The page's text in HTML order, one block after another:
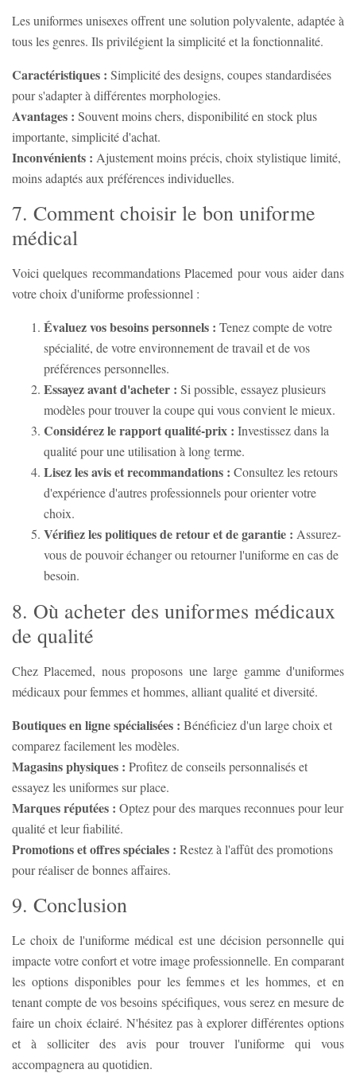
Les uniformes unisexes offrent une solution polyvalente, adaptée à
tous les genres. Ils privilégient la simplicité et la fonctionnalité.
Caractéristiques : Simplicité des designs, coupes standardisées
pour s'adapter à différentes morphologies.
Avantages : Souvent moins chers, disponibilité en stock plus
importante, simplicité d'achat.
Inconvénients : Ajustement moins précis, choix stylistique limité,
moins adaptés aux préférences individuelles.
7. Comment choisir le bon uniforme
médical
Voici quelques recommandations Placemed pour vous aider dans
votre choix d'uniforme professionnel :
Évaluez vos besoins personnels : Tenez compte de votre
spécialité, de votre environnement de travail et de vos
préférences personnelles.
Essayez avant d'acheter : Si possible, essayez plusieurs
modèles pour trouver la coupe qui vous convient le mieux.
Considérez le rapport qualité-prix : Investissez dans la
qualité pour une utilisation à long terme.
Lisez les avis et recommandations : Consultez les retours
d'expérience d'autres professionnels pour orienter votre
choix.
Vérifiez les politiques de retour et de garantie : Assurez-
vous de pouvoir échanger ou retourner l'uniforme en cas de
besoin.
8. Où acheter des uniformes médicaux
de qualité
Chez Placemed, nous proposons une large gamme d'uniformes
médicaux pour femmes et hommes, alliant qualité et diversité.
Boutiques en ligne spécialisées : Bénéficiez d'un large choix et
comparez facilement les modèles.
Magasins physiques : Profitez de conseils personnalisés et
essayez les uniformes sur place.
Marques réputées : Optez pour des marques reconnues pour leur
qualité et leur fiabilité.
Promotions et offres spéciales : Restez à l'affût des promotions
pour réaliser de bonnes affaires.
9. Conclusion
Le choix de l'uniforme médical est une décision personnelle qui
impacte votre confort et votre image professionnelle. En comparant
les options disponibles pour les femmes et les hommes, et en
tenant compte de vos besoins spécifiques, vous serez en mesure de
faire un choix éclairé. N'hésitez pas à explorer différentes options
et à solliciter des avis pour trouver l'uniforme qui vous
accompagnera au quotidien.